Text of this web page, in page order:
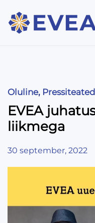
Oluline, Pressiteated
EVEA
liikmega
30 september, 2022